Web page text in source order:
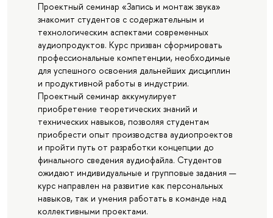
Проектный семинар «Запись и монтаж звука»
знакомит студентов с содержательным и
технологическим аспектами современных
аудиопродуктов. Курс призван сформировать
профессиональные компетенции, необходимые
для успешного освоения дальнейших дисциплин
и продуктивной работы в индустрии.
Проектный семинар аккумулирует
приобретение теоретических знаний и
технических навыков, позволяя студентам
приобрести опыт производства аудиопроектов
и пройти путь от разработки концепции до
финального сведения аудиофайла. Студентов
ожидают индивидуальные и групповые задания —
курс направлен на развитие как персональных
навыков, так и умения работать в команде над
коллективными проектами.